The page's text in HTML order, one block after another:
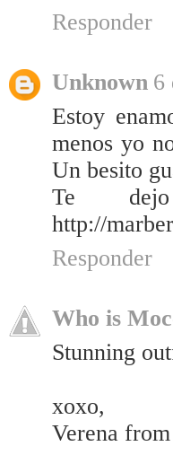
Responder
Unknown 6
Estoy
menos yo
Un besito
Te
http://
Responder
Who is
Stunning
xoxo,
Verena from